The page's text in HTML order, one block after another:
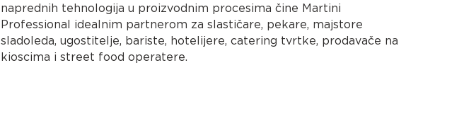
naprednih tehnologija u proizvodnim procesima čine Martini
Professional idealnim partnerom za slastičare, pekare, majstore
sladoleda, ugostitelje, bariste, hotelijere, catering tvrtke, prodavače na
kioscima i street food operatere.